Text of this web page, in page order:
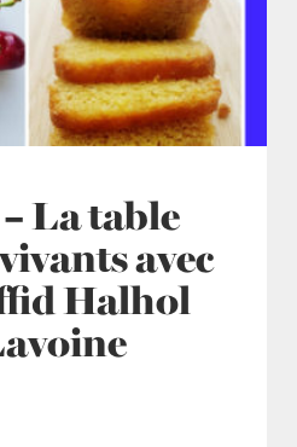
La table
avec
Halhol